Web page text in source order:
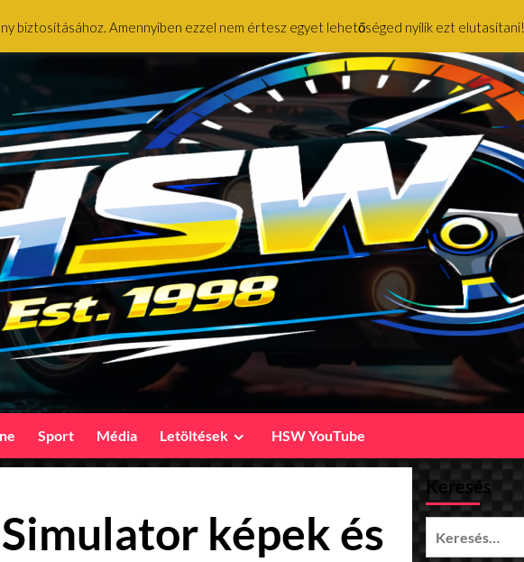
Sport Média Letöltések HSW YouTube
képek és
Keresés
biztosításához. Amennyiben ezzel nem értesz egyet lehetőséged nyílik ezt elutasítani!